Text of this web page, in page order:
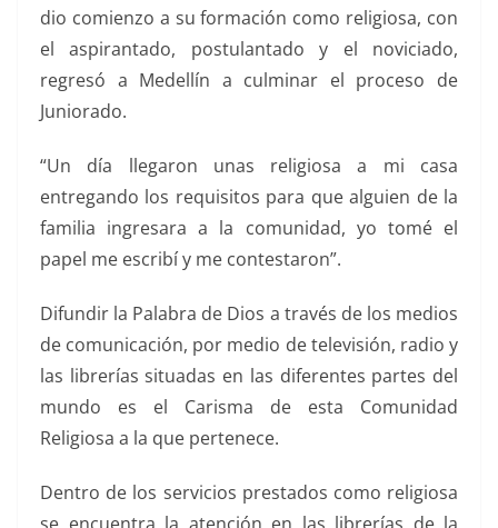
dio comienzo a su formación como religiosa, con
el aspirantado, postulantado y el noviciado,
regresó a Medellín a culminar el proceso de
Juniorado.
“Un día llegaron unas religiosa a mi casa
entregando los requisitos para que alguien de la
familia ingresara a la comunidad, yo tomé el
papel me escribí y me contestaron”.
Difundir la Palabra de Dios a través de los medios
de comunicación, por medio de televisión, radio y
las librerías situadas en las diferentes partes del
mundo es el Carisma de esta Comunidad
Religiosa a la que pertenece.
Dentro de los servicios prestados como religiosa